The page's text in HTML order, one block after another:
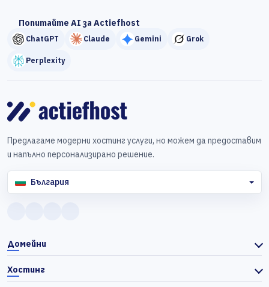
Попитайте AI за Actiefhost
ChatGPT Claude Gemini Grok
Perplexity
Предлагаме модерни хостинг услуги, но можем да предоставим
и напълно персонализирано решение.
България
Домейни
Хостинг